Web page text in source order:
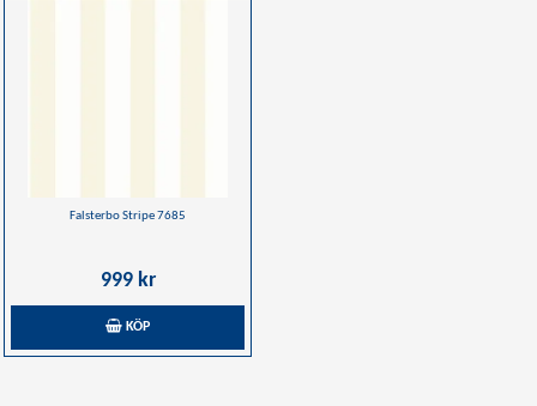
Falsterbo Stripe 7685
999 kr
KÖP